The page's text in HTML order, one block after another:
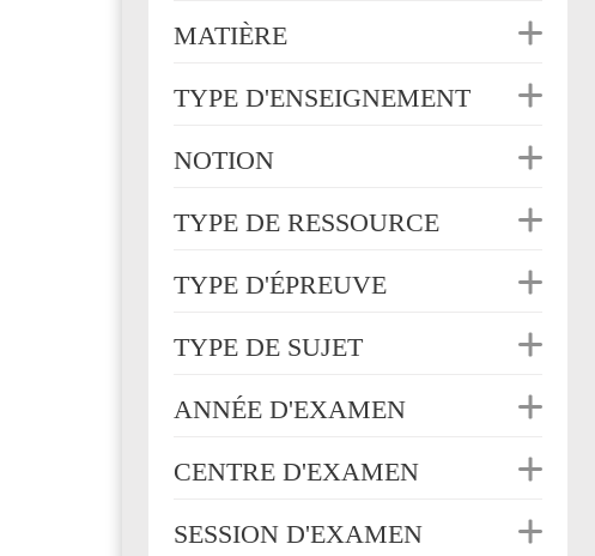
MATIÈRE
TYPE D'ENSEIGNEMENT
NOTION
TYPE DE RESSOURCE
TYPE D'ÉPREUVE
TYPE DE SUJET
ANNÉE D'EXAMEN
CENTRE D'EXAMEN
SESSION D'EXAMEN